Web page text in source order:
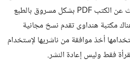
الغير إحترافي أن نبحث عن الكتب PDF بشكل مسروق بالطبع
مكتبة هنداوى تقدم نسخ مجانية
أخذ موافقة من ناشريها لإستخدام
فقط وليس إعادة النشر.